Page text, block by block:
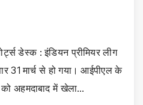
डेस्क : इंडियन प्रीमियर लीग
31 मार्च से हो गया। आईपीएल के
अहमदाबाद में खेला…